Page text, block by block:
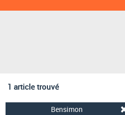
1 article trouvé
Bensimon